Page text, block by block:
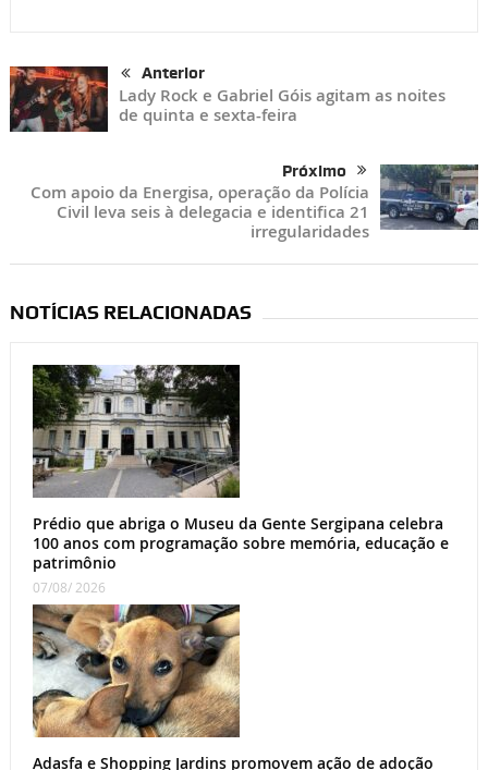
Anterior
Lady Rock e Gabriel Góis agitam as noites
de quinta e sexta-feira
Próximo
Com apoio da Energisa, operação da Polícia
Civil leva seis à delegacia e identifica 21
irregularidades
NOTÍCIAS RELACIONADAS
Prédio que abriga o Museu da Gente Sergipana celebra
100 anos com programação sobre memória, educação e
patrimônio
07/08/ 2026
Adasfa e Shopping Jardins promovem ação de adoção